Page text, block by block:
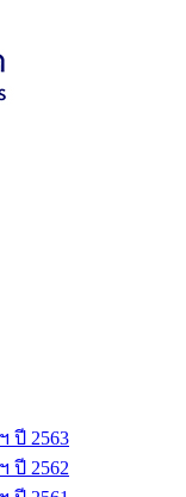
ปี 2563
ปี 2562